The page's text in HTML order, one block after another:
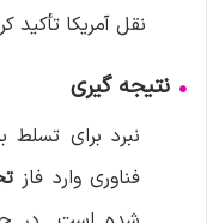
نقل آمریکا تأکید
• نتیجه گیری
نبرد برای تسلط
فناوری وارد فاز